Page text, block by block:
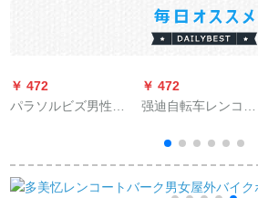
￥ 472
パラソルビズ男性超
雨兼用傘折りたたみ
たみた傘男女10骨超
￥ 472
强迪自転车レンコー
男女フューシの大き
な帽子のつばは反射
板が长くなっていま